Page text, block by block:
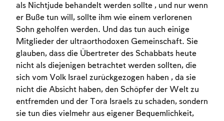
als Nichtjude behandelt werden sollte , und nur wenn
er Buße tun will, sollte ihm wie einem verlorenen
Sohn geholfen werden. Und das tun auch einige
Mitglieder der ultraorthodoxen Gemeinschaft. Sie
glauben, dass die Übertreter des Schabbats heute
nicht als diejenigen betrachtet werden sollten, die
sich vom Volk Israel zurückgezogen haben , da sie
nicht die Absicht haben, den Schöpfer der Welt zu
entfremden und der Tora Israels zu schaden, sondern
sie tun dies vielmehr aus eigener Bequemlichkeit,